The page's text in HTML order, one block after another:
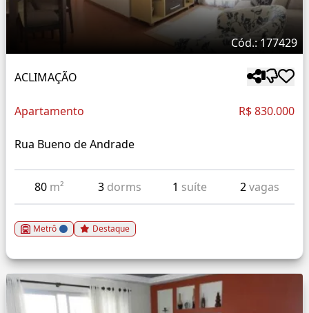
Cód.: 177429
ACLIMAÇÃO
Apartamento R$ 830.000
Rua Bueno de Andrade
80 m² 3 dorms 1 suíte 2vagas
Metrô Destaque